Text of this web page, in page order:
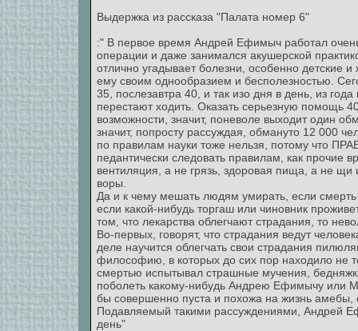
Выдержка из рассказа "Палата номер 6"
:" В первое время Андрей Ефимыч работал
операции и даже занимался акушерской
отлично угадывает болезни, особенно детские
ему своим однообразием и бесполезностью.
35, послезавтра 40, и так изо дня в день, из
перестают ходить. Оказать серьезную помощь
возможности, значит, поневоле выходит один
значит, попросту рассуждая, обмануто 12 000
по правилам науки тоже нельзя, потому что
педантически следовать правилам, как прочие
вентиляция, а не грязь, здоровая пища, а не
воры.
Да и к чему мешать людям умирать, если
если какой-нибудь торгаш или чиновник
том, что лекарства облегчают страдания, то
Во-первых, говорят, что страдания ведут
деле научится облегчать свои страдания
философию, в которых до сих пор находило не
смертью испытывал страшные мучения,
поболеть какому-нибудь Андрею Ефимычу или
бы совершенно пуста и похожа на жизнь амебы,
Подавляемый такими рассуждениями, Андрей
день"